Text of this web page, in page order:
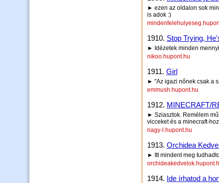
► ezen az oldalon sok
is adok :)
1910. Stop Trying,
► Idézetek minden
nikoo.hupont.hu
1911. Girl
► "Az igazi nőnek csak a
emmush.hupont.hu
1912. MINECRAFT/
► Sziasztok. Remélem
vicceket és a minecraft-
nagy-l.hupont.hu
1913. Orchidea
► Itt mindent meg
1914. Ide írhatod a